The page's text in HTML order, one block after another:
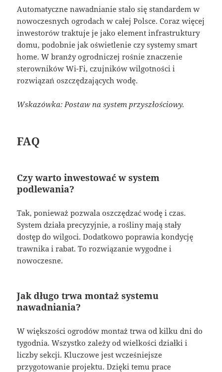
Automatyczne nawadnianie stało się standardem w
nowoczesnych ogrodach w całej Polsce. Coraz więcej
inwestorów traktuje je jako element infrastruktury
domu, podobnie jak oświetlenie czy systemy smart
home. W branży ogrodniczej rośnie znaczenie
sterowników Wi-Fi, czujników wilgotności i
rozwiązań oszczędzających wodę.
Wskazówka: Postaw na system przyszłościowy.
FAQ
Czy warto inwestować w system
podlewania?
Tak, ponieważ pozwala oszczędzać wodę i czas.
System działa precyzyjnie, a rośliny mają stały
dostęp do wilgoci. Dodatkowo poprawia kondycję
trawnika i rabat. To rozwiązanie wygodne i
nowoczesne.
Jak długo trwa montaż systemu
nawadniania?
W większości ogrodów montaż trwa od kilku dni do
tygodnia. Wszystko zależy od wielkości działki i
liczby sekcji. Kluczowe jest wcześniejsze
przygotowanie projektu. Dzięki temu prace